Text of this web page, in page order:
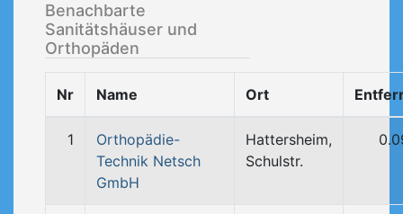
Benachbarte
Sanitätshäuser und
Orthopäden
Nr Name Ort
1
Orthopädie-
Technik Netsch
GmbH
Hattersheim,
Schulstr.